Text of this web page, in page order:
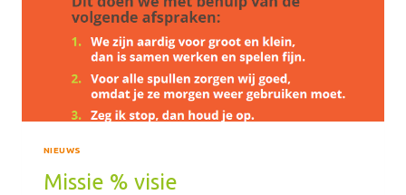
NIEUWS
Missie % visie